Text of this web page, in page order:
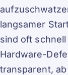
langsamer
sind oft
Hardware-
transparent,